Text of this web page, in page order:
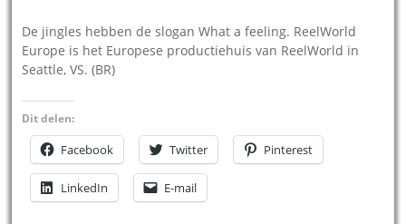
De jingles hebben de slogan What a feeling. ReelWorld
Europe is het Europese productiehuis van ReelWorld in
Seattle, VS. (BR)
Dit delen:
Facebook Twitter Pinterest
LinkedIn E-mail